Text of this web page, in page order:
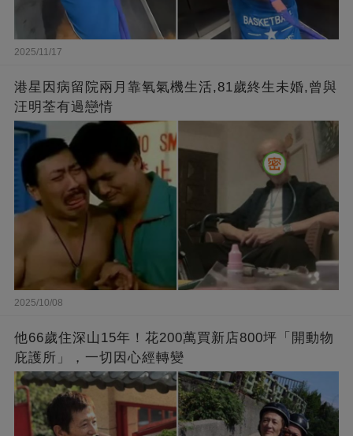
2025/11/17
港星因病留院兩月靠氧氣機生活,81歲終生未婚,曾與
汪明荃有過戀情
2025/10/08
他66歲住深山15年！花200萬買新店800坪「開動物
庇護所」，一切因心經轉變